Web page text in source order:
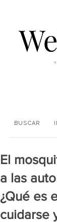
BUSCAR
El
a las
¿Qué es
cuidarse